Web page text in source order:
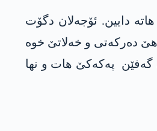
دایین. ئۆجەلان دگۆت
لەوما دایە لەیلا زانا یێ. دەما کو لەیلا زانا د خزیرانا 2004ێ دا ژ گرتیگەھێ دەرکەتی و خەلاتێ خوە
گەفێن پەکەکێ ھات و نھا